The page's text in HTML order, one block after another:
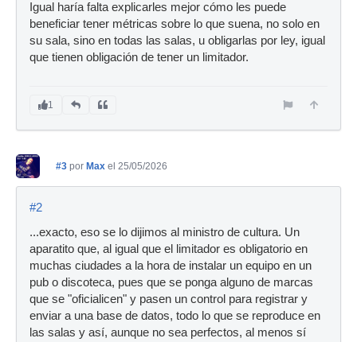
Igual haría falta explicarles mejor cómo les puede
beneficiar tener métricas sobre lo que suena, no solo en
su sala, sino en todas las salas, u obligarlas por ley, igual
que tienen obligación de tener un limitador.
1
#3 por Max el 25/05/2026
#2
...exacto, eso se lo dijimos al ministro de cultura. Un
aparatito que, al igual que el limitador es obligatorio en
muchas ciudades a la hora de instalar un equipo en un
pub o discoteca, pues que se ponga alguno de marcas
que se "oficialicen" y pasen un control para registrar y
enviar a una base de datos, todo lo que se reproduce en
las salas y así, aunque no sea perfectos, al menos sí